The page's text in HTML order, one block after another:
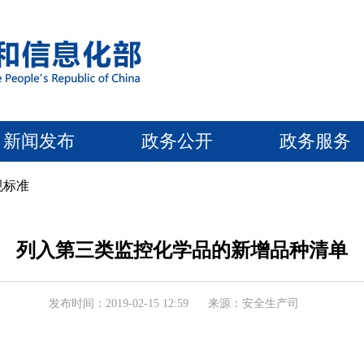
新闻发布 政务公开 政务服务
标准
列入第三类监控化学品的新增品种清单
发布时间：2019-02-15 12:59 来源：安全生产司